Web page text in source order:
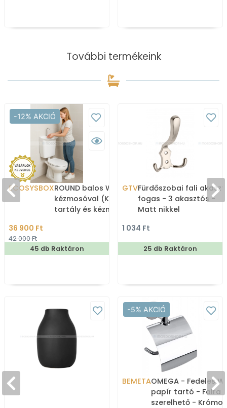
További termékeink
-12% AKCIÓ
ECOSYSBOXROUND balos WC tartály
kézmosóval (Kombi WC
tartály és kézmosó)
36 900 Ft
42 000 Ft
45 db Raktáron
GTVFürdőszobai fali
fogas - 3 akasztós -
Matt nikkel
1 034 Ft
25 db Raktáron
-5% AKCIÓ
BEMETAOMEGA - Fedeles
papír tartó - Falra
szerelhető -